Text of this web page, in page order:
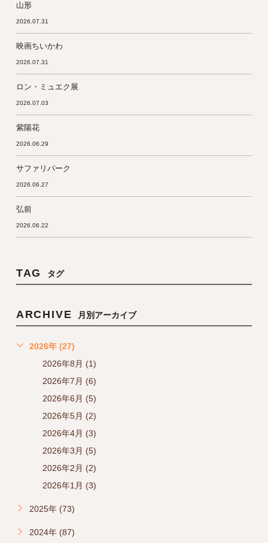
山形
2026.07.31
映画ちいかわ
2026.07.31
ロン・ミュエク展
2026.07.03
紫陽花
2026.06.29
サファリパーク
2026.06.27
弘前
2026.06.22
TAG タグ
ARCHIVE 月別アーカイブ
2026年 (27)
2026年8月 (1)
2026年7月 (6)
2026年6月 (5)
2026年5月 (2)
2026年4月 (3)
2026年3月 (5)
2026年2月 (2)
2026年1月 (3)
2025年 (73)
2024年 (87)